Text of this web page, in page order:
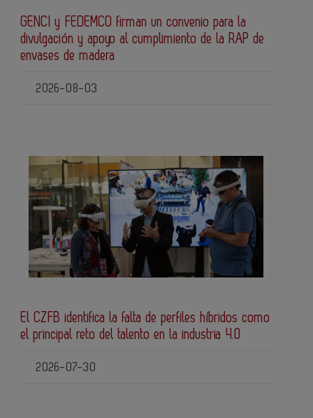
GENCI y FEDEMCO firman un convenio para la
divulgación y apoyo al cumplimiento de la RAP de
envases de madera
2026-08-03
El CZFB identifica la falta de perfiles híbridos como
el principal reto del talento en la industria 4.0
2026-07-30